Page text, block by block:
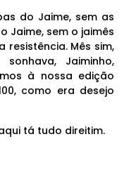
do Jaime, sem as
Jaime, sem o jaimês
resistência. Mês sim,
Jaiminho,
à nossa edição
como era desejo
tá tudo direitim.